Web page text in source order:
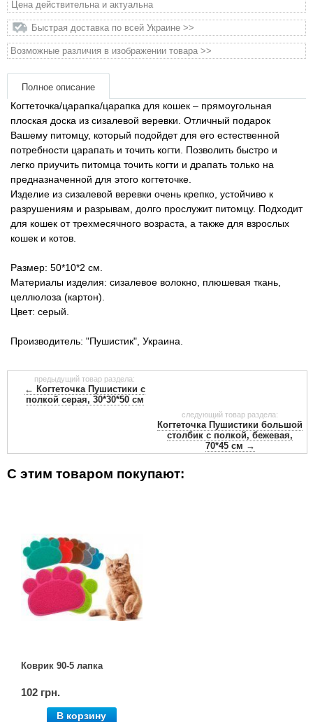
Цена действительна и актуальна
Быстрая доставка по всей Украине >>
Возможные различия в изображении товара >>
Полное описание
Когтеточка/царапка/царапка для кошек – прямоугольная
плоская доска из сизалевой веревки. Отличный подарок
Вашему питомцу, который подойдет для его естественной
потребности царапать и точить когти. Позволить быстро и
легко приучить питомца точить когти и драпать только на
предназначенной для этого когтеточке.
Изделие из сизалевой веревки очень крепко, устойчиво к
разрушениям и разрывам, долго прослужит питомцу. Подходит
для кошек от трехмесячного возраста, а также для взрослых
кошек и котов.
Размер: 50*10*2 см.
Материалы изделия: сизалевое волокно, плюшевая ткань,
целлюлоза (картон).
Цвет: серый.
Производитель: "Пушистик", Украина.
предыдущий товар раздела:
← Когтеточка Пушистики с
полкой серая, 30*30*50 см
следующий товар раздела:
Когтеточка Пушистики большой
столбик с полкой, бежевая,
70*45 см →
С этим товаром покупают:
Коврик 90-5 лапка
102 грн.
В корзину
Товары для голубей
Товары для грызунов
Товары для лошадей
Товары для людей
Хозряд - хозтовары оптом
Популярные зоотовары
Архив / Снято с производства